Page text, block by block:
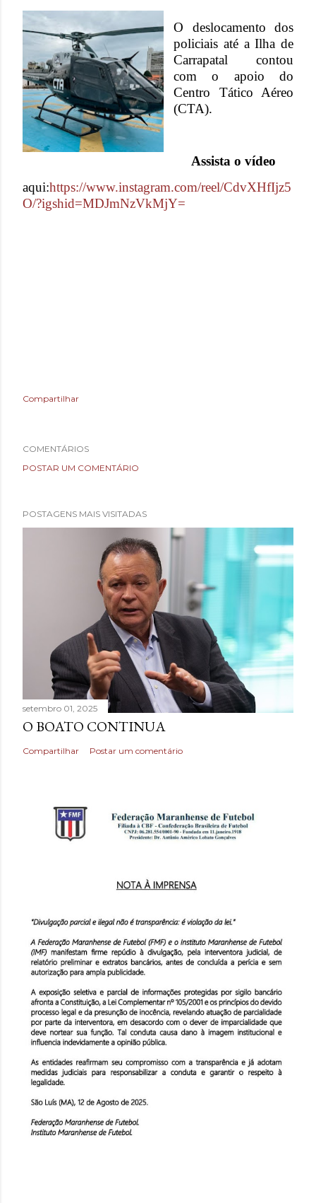
O deslocamento dos
policiais até a Ilha de
Carrapatal contou
com o apoio do
Centro Tático Aéreo
(CTA).
Assista o vídeo
aqui:https://www.instagram.com/reel/CdvXHfIjz5
O/?igshid=MDJmNzVkMjY=
Compartilhar
COMENTÁRIOS
POSTAR UM COMENTÁRIO
POSTAGENS MAIS VISITADAS
setembro 01, 2025
O BOATO CONTINUA
Compartilhar Postar um comentário